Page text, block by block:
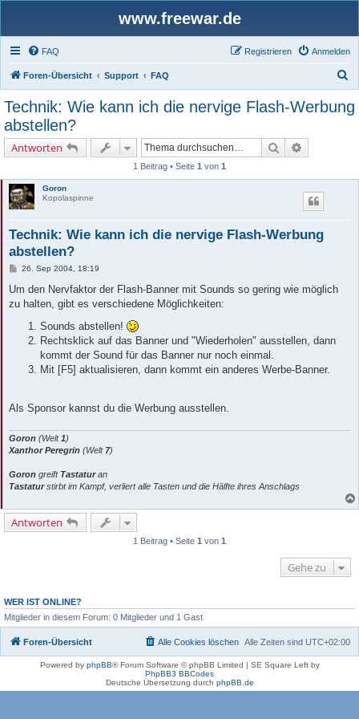
www.freewar.de
FAQ Anmelden
Registrieren
Foren-Übersicht Support FAQ
c
Technik: Wie kann ich die nervige Flash-Werbung
abstellen?
Antworten Suche
1 Beitrag • Seite 1 von 1
Goron
Kopolaspinne
Technik: Wie kann ich die nervige Flash-Werbung
abstellen?
B
i
r
26. Sep 2004, 18:19
Um den Nervfaktor der Flash-Banner mit Sounds so gering wie möglich
zu halten, gibt es verschiedene Möglichkeiten:
Sounds abstellen!
Rechtsklick auf das Banner und "Wiederholen" ausstellen, dann
kommt der Sound für das Banner nur noch einmal.
Mit [F5] aktualisieren, dann kommt ein anderes Werbe-Banner.
Als Sponsor kannst du die Werbung ausstellen.
Goron (Welt1)
Xanthor Peregrin (Welt 7)
Goron greift Tastaturan
Tastaturstirbt im Kampf, verliert alle Tasten und die Hälfte ihres Anschlags
Antworten
1 Beitrag • Seite 1 von 1
Gehe zu
WER IST ONLINE?
Mitglieder in diesem Forum: 0 Mitglieder und 1 Gast
Foren-Übersicht Alle Zeiten sind UTC+02:00
Alle Cookies löschen
Powered by phpBB® Forum Software © phpBB Limited | SE Square Left by
PhpBB3 BBCodes
Deutsche Übersetzung durch phpBB.de